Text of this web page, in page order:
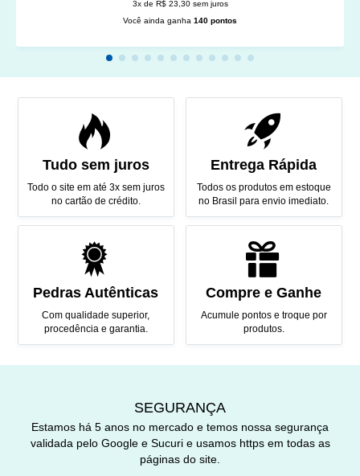
3x de R$ 23,30 sem juros
Você ainda ganha 140 pontos
Tudo sem juros
Todo o site em até 3x sem juros
no cartão de crédito.
Entrega Rápida
Todos os produtos em estoque
no Brasil para envio imediato.
Pedras Autênticas
Com qualidade superior,
procedência e garantia.
Compre e Ganhe
Acumule pontos e troque por
produtos.
SEGURANÇA
Estamos há 5 anos no mercado e temos nossa segurança
validada pelo Google e Sucuri e usamos https em todas as
páginas do site.